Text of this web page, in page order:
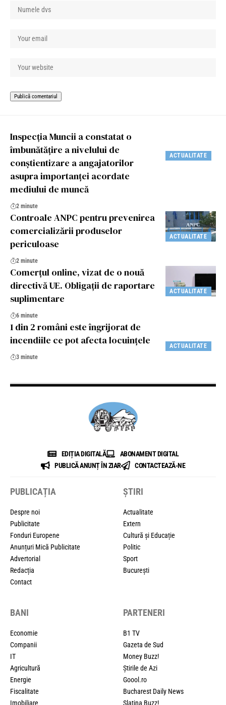
ACTUALITATE
Inspecția Muncii a constatat o
îmbunătățire a nivelului de
conștientizare a angajatorilor
asupra importanței acordate
mediului de muncă
2 minute
ACTUALITATE
Controale ANPC pentru prevenirea
comercializării produselor
periculoase
2 minute
ACTUALITATE
Comerțul online, vizat de o nouă
directivă UE. Obligații de raportare
suplimentare
6 minute
ACTUALITATE
1 din 2 români este îngrijorat de
incendiile ce pot afecta locuințele
3 minute
EDIȚIA DIGITALĂ
ABONAMENT DIGITAL
PUBLICĂ ANUNȚ ÎN ZIAR
CONTACTEAZĂ-NE
PUBLICAȚIA
Despre noi
Publicitate
Fonduri Europene
Anunțuri Mică Publicitate
Advertorial
Redacția
Contact
ȘTIRI
Actualitate
Extern
Cultură și Educație
Politic
Sport
București
BANI
Economie
Companii
IT
Agricultură
Energie
Fiscalitate
Imobiliare
PARTENERI
B1 TV
Gazeta de Sud
Money Buzz!
Știrile de Azi
Goool.ro
Bucharest Daily News
Slatina Buzz!